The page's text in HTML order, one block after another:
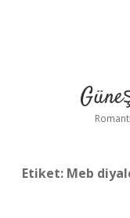
Etiket: Meb